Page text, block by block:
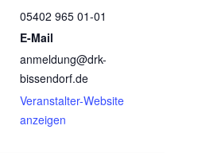
05402 965 01-01
E-Mail
anmeldung@drk-
bissendorf.de
Veranstalter-Website
anzeigen